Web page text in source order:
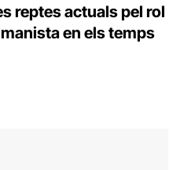
reptes actuals pel rol
en els temps